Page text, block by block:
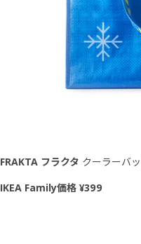
FRAKTA フラクタ クーラーバ
IKEA Family価格 ¥399